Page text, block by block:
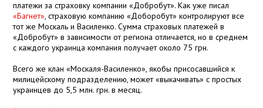
платежи за страховку компании «Добробут». Как уже писал
«Багнет», страховую компанию «Доборобут» контролируют все
тот же Москаль и Василенко. Сумма страховых платежей в
«Добробут» в зависимости от региона отличается, но в среднем
с каждого украинца компания получает около 75 грн.
Всего же клан «Москаля-Василенко», якобы присосавшийся к
милицейскому подразделению, может «выкачивать» с простых
украинцев до 5,5 млн. грн. в месяц.